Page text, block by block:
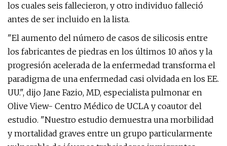
los cuales seis fallecieron, y otro individuo falleció
antes de ser incluido en la lista.
"El aumento del número de casos de silicosis entre
los fabricantes de piedras en los últimos 10 años y la
progresión acelerada de la enfermedad transforma el
paradigma de una enfermedad casi olvidada en los EE.
UU.", dijo Jane Fazio, MD, especialista pulmonar en
Olive View- Centro Médico de UCLA y coautor del
estudio. "Nuestro estudio demuestra una morbilidad
y mortalidad graves entre un grupo particularmente